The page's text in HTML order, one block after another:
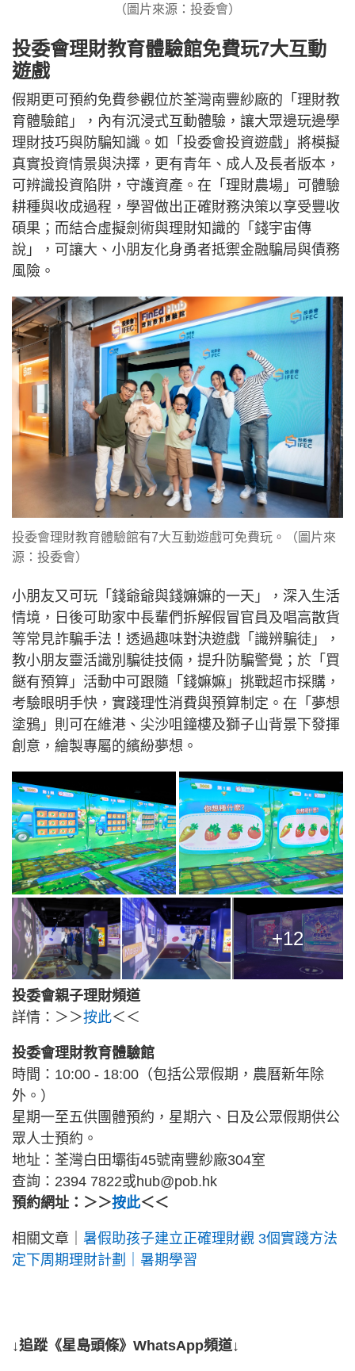
（圖片來源：投委會）
投委會理財教育體驗館免費玩7大互動
遊戲
假期更可預約免費參觀位於荃灣南豐紗廠的「理財教
育體驗館」，內有沉浸式互動體驗，讓大眾邊玩邊學
理財技巧與防騙知識。如「投委會投資遊戲」將模擬
真實投資情景與決擇，更有青年、成人及長者版本，
可辨識投資陷阱，守護資產。在「理財農場」可體驗
耕種與收成過程，學習做出正確財務決策以享受豐收
碩果；而結合虛擬劍術與理財知識的「錢宇宙傳
說」，可讓大、小朋友化身勇者抵禦金融騙局與債務
風險。
投委會理財教育體驗館有7大互動遊戲可免費玩。（圖片來
源：投委會）
小朋友又可玩「錢爺爺與錢嫲嫲的一天」，深入生活
情境，日後可助家中長輩們拆解假冒官員及唱高散貨
等常見詐騙手法！透過趣味對決遊戲「識辨騙徒」，
教小朋友靈活識別騙徒技倆，提升防騙警覺；於「買
餸有預算」活動中可跟隨「錢嫲嫲」挑戰超市採購，
考驗眼明手快，實踐理性消費與預算制定。在「夢想
塗鴉」則可在維港、尖沙咀鐘樓及獅子山背景下發揮
創意，繪製專屬的繽紛夢想。
+12
投委會親子理財頻道
詳情：＞＞按此＜＜
投委會理財教育體驗館
時間：10:00 - 18:00（包括公眾假期，農曆新年除
外。）
星期一至五供團體預約，星期六、日及公眾假期供公
眾人士預約。
地址：荃灣白田壩街45號南豐紗廠304室
查詢：2394 7822或hub@pob.hk
預約網址：＞＞按此＜＜
相關文章｜ 暑假助孩子建立正確理財觀 3個實踐方法
定下周期理財計劃｜暑期學習
↓追蹤《星島頭條》WhatsApp頻道↓